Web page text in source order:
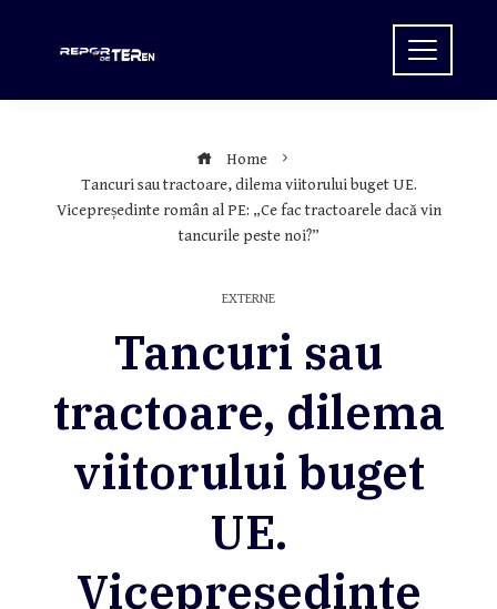
Home
Tancuri sau tractoare, dilema viitorului buget UE.
Vicepreședinte român al PE: „Ce fac tractoarele dacă vin
tancurile peste noi?”
EXTERNE
Tancuri sau
tractoare, dilema
viitorului buget
UE.
Vicepreședinte